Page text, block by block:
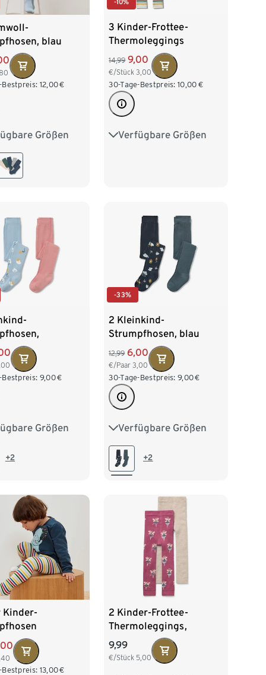
blau
Bestpreis: 12,00€
Größen
62/68 74/80
98/104
-10%
3 Kinder-Frottee-
Thermoleggings
14,99 9,00
€/Stück3,00
30-Tage-Bestpreis: 10,00 €
Verfügbare Größen
86/92 98/104
rosa
Bestpreis: 9,00€
Größen
86/92
+2
-33%
2 Kleinkind-
Strumpfhosen, blau
12,99 6,00
€/Paar3,00
30-Tage-Bestpreis: 9,00€
Verfügbare Größen
74/80 86/92
98/104 +2
Kinder-
Bestpreis: 13,00€
2 Kinder-Frottee-
Thermoleggings,
Ballerina
9,99
€/Stück 5,00